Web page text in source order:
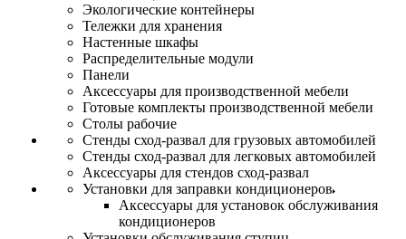
Экологические контейнеры
Тележки для хранения
Настенные шкафы
Распределительные модули
Панели
Аксессуары для производственной мебели
Готовые комплекты производственной мебели
Столы рабочие
Стенды сход-развал для грузовых автомобилей
Стенды сход-развал для легковых автомобилей
Аксессуары для стендов сход-развал
Установки для заправки кондиционеров
Аксессуары для установок обслуживания
кондиционеров